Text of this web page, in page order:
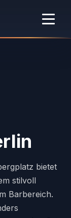
bietet
stilvoll
Barbereich.